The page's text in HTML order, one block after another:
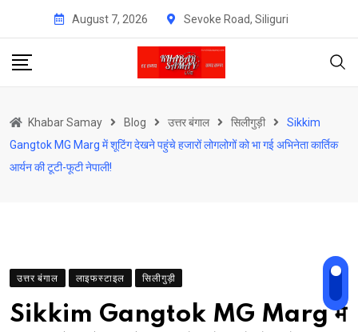
content
August 7, 2026 Sevoke Road, Siliguri
Khabar Samay Blog उत्तर बंगाल सिलीगुड़ी
Sikkim
Gangtok MG Marg में शूटिंग देखने पहुंचे हजारों लोगलोगों को भा गई अभिनेता कार्तिक
आर्यन की टूटी-फूटी नेपाली!
उत्तर बंगाल लाइफस्टाइल सिलीगुड़ी
Sikkim Gangtok MG Marg में